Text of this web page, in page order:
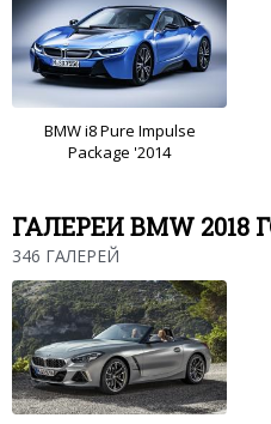
BMW i8 Pure Impulse
Package '2014
ГАЛЕРЕИ BMW 2018
346 ГАЛЕРЕЙ